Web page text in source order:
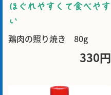
鶏肉の照り焼き 80g
ほぐれやすくて食べやす
い
330円